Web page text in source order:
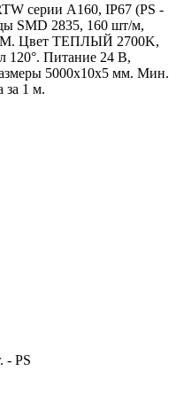
серии A160, IP67 (PS -
SMD 2835, 160 шт/м,
Цвет ТЕПЛЫЙ 2700K,
120°. Питание 24 В,
5000x10x5 мм. Мин.
за 1 м.
- PS